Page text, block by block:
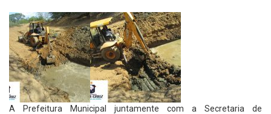
A Prefeitura Municipal juntamente com a Secretaria de